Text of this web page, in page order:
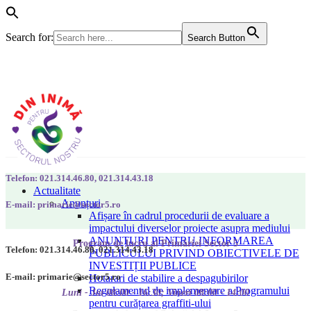
Search for: Search Button
Actualitate
Anunțuri
Afișare în cadrul procedurii de evaluare a
impactului diverselor proiecte asupra mediului
ANUNȚURI PENTRU INFORMAREA
PUBLICULUI PRIVIND OBIECTIVELE DE
INVESTIȚII PUBLICE
Hotarari de stabilire a despagubirilor
Regulamentul de implementare a Programului
pentru curățarea graffiti-ului
Telefon: 021.314.46.80, 021.314.43.18
E-mail: primarie@sector5.ro
Program de lucru al Primăriei Sector 5
Luni - Joi 08:00 - 16:30; Vineri 08:00 - 14:00
Telefon: 021.314.46.80, 021.314.43.18
E-mail: primarie@sector5.ro